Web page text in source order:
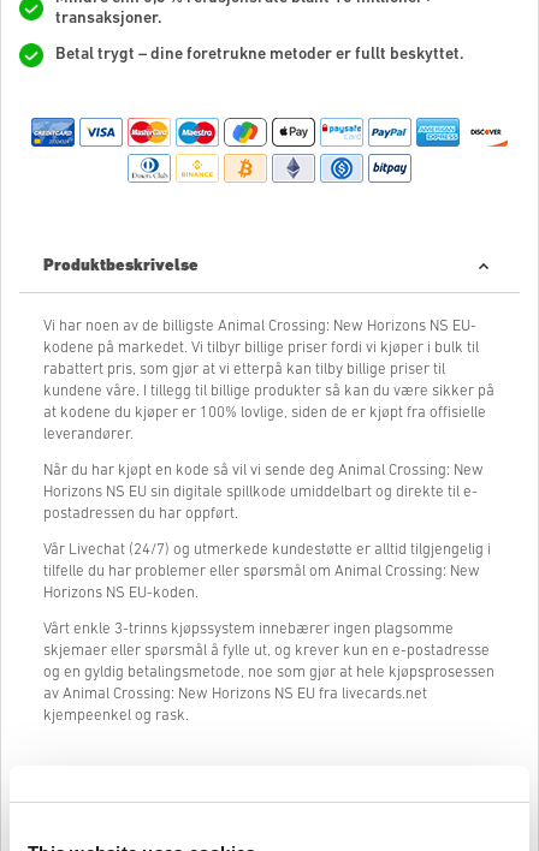
transaksjoner.
Betal trygt – dine foretrukne metoder er fullt beskyttet.
Produktbeskrivelse
Vi har noen av de billigste Animal Crossing: New Horizons NS EU-
kodene på markedet. Vi tilbyr billige priser fordi vi kjøper i bulk til
rabattert pris, som gjør at vi etterpå kan tilby billige priser til
kundene våre. I tillegg til billige produkter så kan du være sikker på
at kodene du kjøper er 100% lovlige, siden de er kjøpt fra offisielle
leverandører.
Når du har kjøpt en kode så vil vi sende deg Animal Crossing: New
Horizons NS EU sin digitale spillkode umiddelbart og direkte til e-
postadressen du har oppført.
Vår Livechat (24/7) og utmerkede kundestøtte er alltid tilgjengelig i
tilfelle du har problemer eller spørsmål om Animal Crossing: New
Horizons NS EU-koden.
Vårt enkle 3-trinns kjøpssystem innebærer ingen plagsomme
skjemaer eller spørsmål å fylle ut, og krever kun en e-postadresse
og en gyldig betalingsmetode, noe som gjør at hele kjøpsprosessen
av Animal Crossing: New Horizons NS EU fra livecards.net
kjempeenkel og rask.